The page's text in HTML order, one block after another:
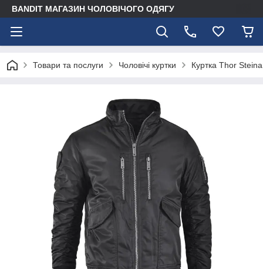
BANDIT МАГАЗИН ЧОЛОВІЧОГО ОДЯГУ
Товари та послуги Чоловічі куртки Куртка Thor